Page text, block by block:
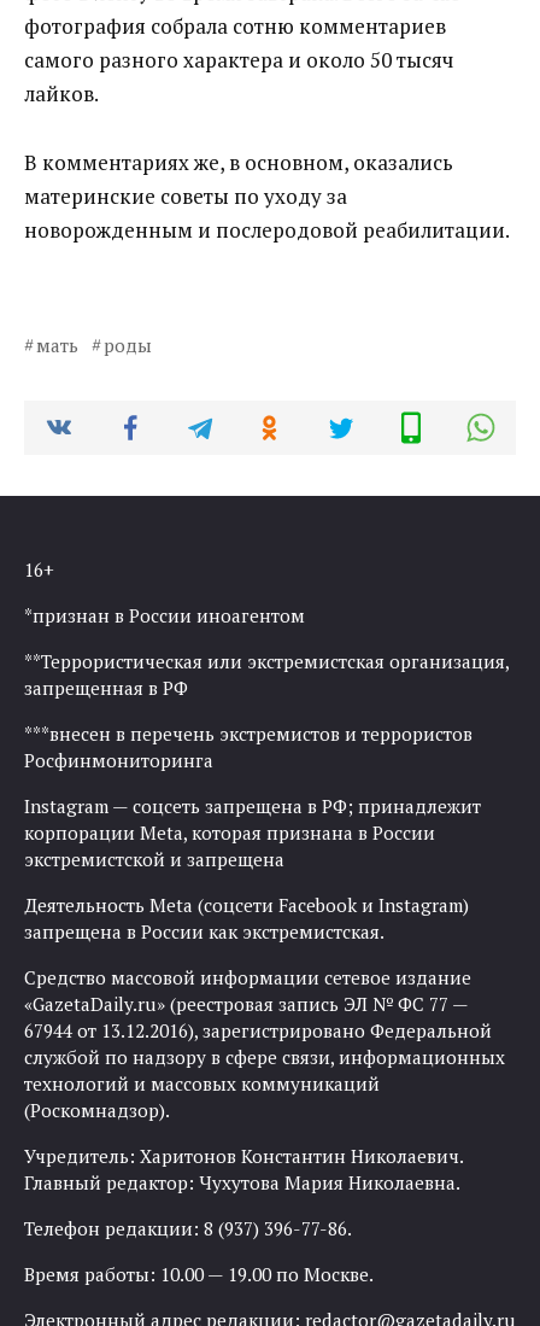
фотография собрала сотню комментариев
самого разного характера и около 50 тысяч
лайков.
В комментариях же, в основном, оказались
материнские советы по уходу за
новорожденным и послеродовой реабилитации.
мать роды
16+
*признан в России иноагентом
**Террористическая или экстремистская организация,
запрещенная в РФ
***внесен в перечень экстремистов и террористов
Росфинмониторинга
Instagram — соцсеть запрещена в РФ; принадлежит
корпорации Meta, которая признана в России
экстремистской и запрещена
Деятельность Meta (соцсети Facebook и Instagram)
запрещена в России как экстремистская.
Средство массовой информации сетевое издание
«GazetaDaily.ru» (реестровая запись ЭЛ № ФС 77 —
67944 от 13.12.2016), зарегистрировано Федеральной
службой по надзору в сфере связи, информационных
технологий и массовых коммуникаций
(Роскомнадзор).
Учредитель: Харитонов Константин Николаевич.
Главный редактор: Чухутова Мария Николаевна.
Телефон редакции: 8 (937) 396-77-86.
Время работы: 10.00 — 19.00 по Москве.
Электронный адрес редакции: redactor@gazetadaily.ru